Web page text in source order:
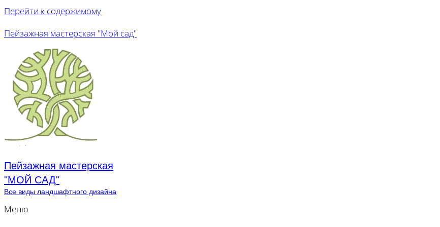
Перейти к содержимому
Пейзажная мастерская "Мой сад"
Пейзажная мастерская
"МОЙ САД"
Все виды ландшафтного дизайна
Меню